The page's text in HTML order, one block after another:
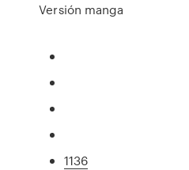
Versión manga
1136